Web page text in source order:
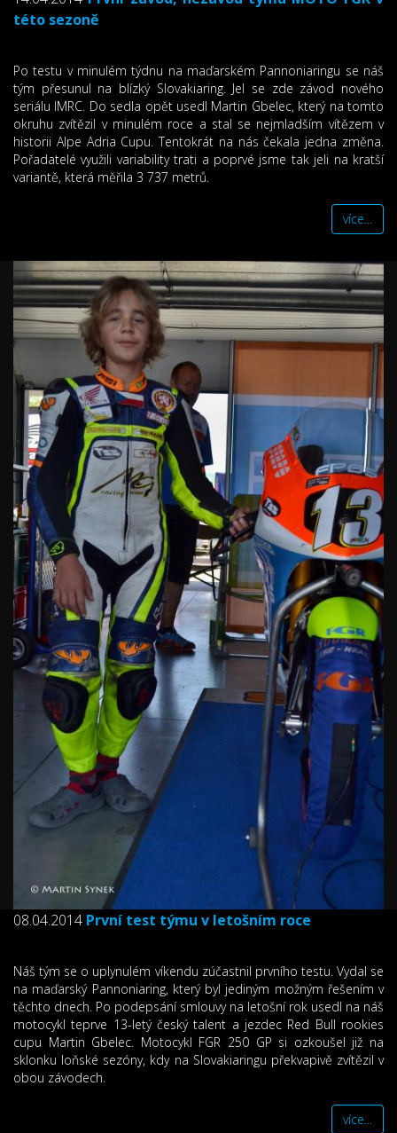
této sezoně
Po testu v minulém týdnu na maďarském Pannoniaringu se náš
tým přesunul na blízký Slovakiaring. Jel se zde závod nového
seriálu IMRC. Do sedla opět usedl Martin Gbelec, který na tomto
okruhu zvítězil v minulém roce a stal se nejmladším vítězem v
historii Alpe Adria Cupu. Tentokrát na nás čekala jedna změna.
Pořadatelé využili variability trati a poprvé jsme tak jeli na kratší
variantě, která měřila 3 737 metrů.
více...
08.04.2014 První test týmu v letošním roce
Náš tým se o uplynulém víkendu zúčastnil prvního testu. Vydal se
na maďarský Pannoniaring, který byl jediným možným řešením v
těchto dnech. Po podepsání smlouvy na letošní rok usedl na náš
motocykl teprve 13-letý český talent a jezdec Red Bull rookies
cupu Martin Gbelec. Motocykl FGR 250 GP si ozkoušel již na
sklonku loňské sezóny, kdy na Slovakiaringu překvapivě zvítězil v
obou závodech.
více...